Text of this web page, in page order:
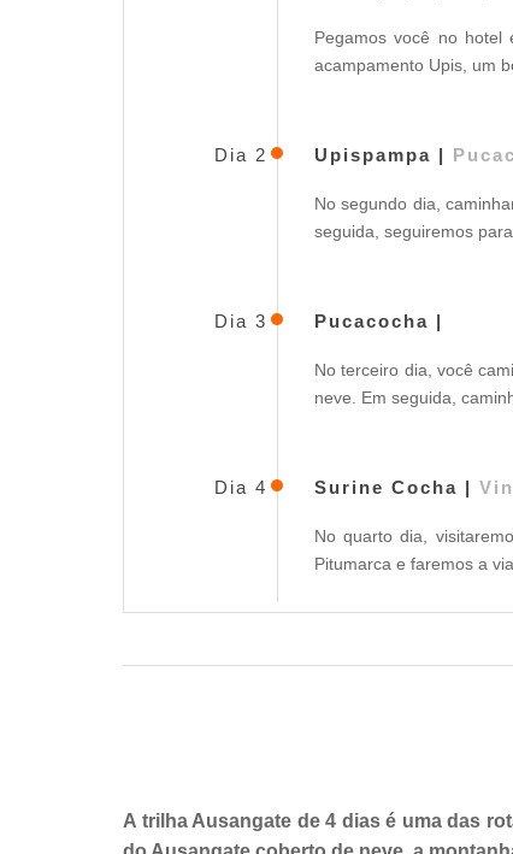
Pegamos você no hotel
acampamento Upis, um
Dia 2 Upispampa |
No segundo dia,
seguida, seguiremos
Dia 3 Pucacocha |
No terceiro dia, você
neve. Em seguida,
Dia 4 Surine Cocha |
No quarto dia,
Pitumarca e faremos a
A trilha Ausangate de 4 dias é uma das